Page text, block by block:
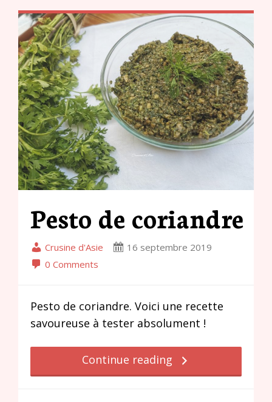
Pesto de coriandre
Crusine d'Asie
16 septembre 2019
0 Comments
Pesto de coriandre. Voici une recette
savoureuse à tester absolument !
Continue reading